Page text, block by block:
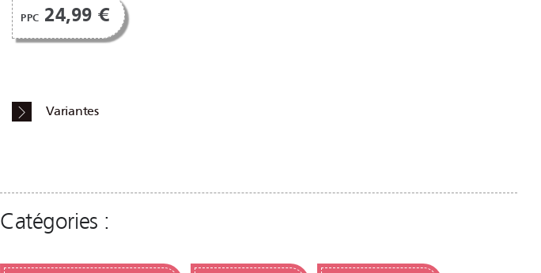
PPC 24,99 €
Variantes
Catégories :